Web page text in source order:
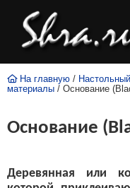
На главную /
материалы / Основание
Основание
Деревянная или